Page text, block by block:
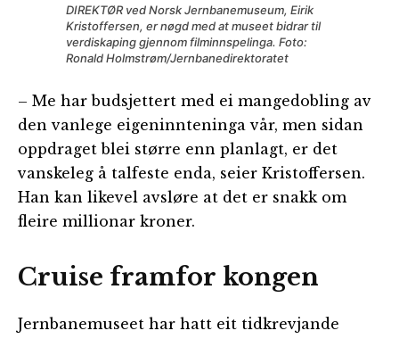
DIREKTØR ved Norsk Jernbanemuseum, Eirik
Kristoffersen, er nøgd med at museet bidrar til
verdiskaping gjennom filminnspelinga. Foto:
Ronald Holmstrøm/Jernbanedirektoratet
– Me har budsjettert med ei mangedobling av
den vanlege eigeninnteninga vår, men sidan
oppdraget blei større enn planlagt, er det
vanskeleg å talfeste enda, seier Kristoffersen.
Han kan likevel avsløre at det er snakk om
fleire millionar kroner.
Cruise framfor kongen
Jernbanemuseet har hatt eit tidkrevjande